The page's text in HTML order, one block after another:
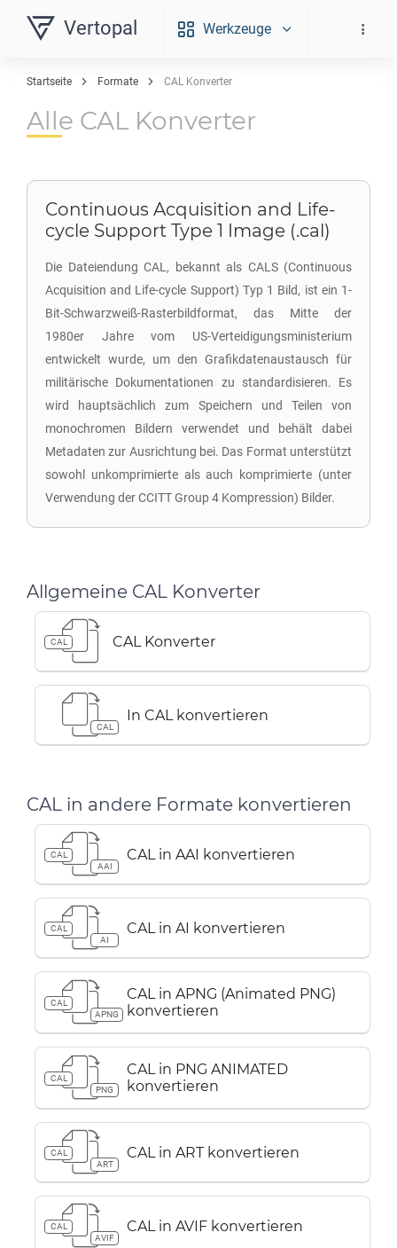
Vertopal Werkzeuge
Startseite Formate CAL Konverter
Alle CAL Konverter
Continuous Acquisition and Life-
cycle Support Type 1 Image (.cal)
Die Dateiendung CAL, bekannt als CALS (Continuous
Acquisition and Life-cycle Support) Typ 1 Bild, ist ein 1-
Bit-Schwarzweiß-Rasterbildformat, das Mitte der
1980er Jahre vom US-Verteidigungsministerium
entwickelt wurde, um den Grafikdatenaustausch für
militärische Dokumentationen zu standardisieren. Es
wird hauptsächlich zum Speichern und Teilen von
monochromen Bildern verwendet und behält dabei
Metadaten zur Ausrichtung bei. Das Format unterstützt
sowohl unkomprimierte als auch komprimierte (unter
Verwendung der CCITT Group 4 Kompression) Bilder.
Allgemeine CAL Konverter
CAL CAL Konverter
CAL
In CAL konvertieren
CAL in andere Formate konvertieren
CAL
AAI
CAL in AAI konvertieren
CAL
AI
CAL in AI konvertieren
CAL
APNG
CAL in APNG (Animated PNG)
konvertieren
CAL
PNG
CAL in PNG ANIMATED
konvertieren
CAL
ART
CAL in ART konvertieren
CAL
AVIF
CAL in AVIF konvertieren